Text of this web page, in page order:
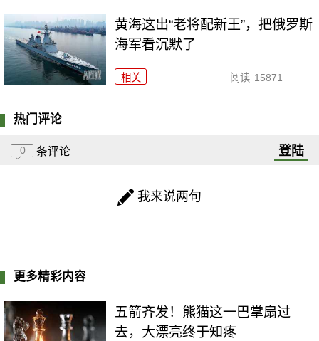
黄海这出“老将配新王”，把俄罗斯
海军看沉默了
相关 阅读 15871
热门评论
0 条评论 登陆
我来说两句
更多精彩内容
五箭齐发！熊猫这一巴掌扇过
去，大漂亮终于知疼